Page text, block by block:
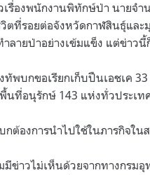
เรื่องพนักงานพิทักษ์ป่า นายจ
ตที่รอยต่อจังหวัดกาฬสินธุ์แล
ลายป่าอย่างเข้มแข็ง แต่ข่าว
พบกขอเรียกเก็บปืนเอชเค 33
นที่อนุรักษ์ 143 แห่งทั่วประเท
ต้องการนำไปใช้ในภารกิจใน
ข่าวไม่เห็นด้วยจากทางกรม